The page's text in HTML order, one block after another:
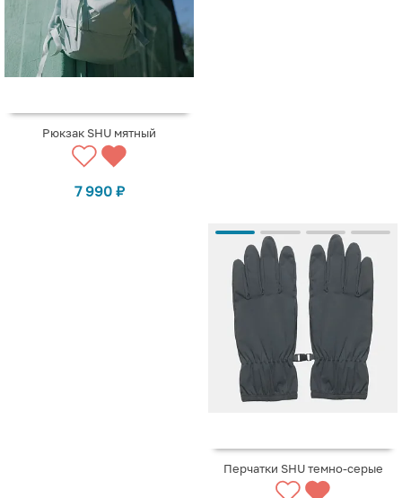
Рюкзак SHU мятный
7 990 ₽
Перчатки SHU темно-серые